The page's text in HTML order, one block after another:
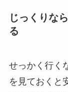
じっくりな
る
せっかく行く
を見ておくと